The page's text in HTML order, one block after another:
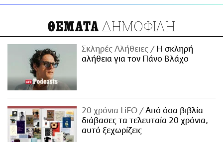
ΘΕΜΑΤΑ ΔΗΜΟΦΙΛΗ
Σκληρές Αλήθειες
H σκληρή
αλήθεια για τον Πάνο Βλάχο
20 χρόνια LiFO
Από όσα βιβλία
διάβασες τα τελευταία 20 χρόνια,
αυτό ξεχωρίζεις